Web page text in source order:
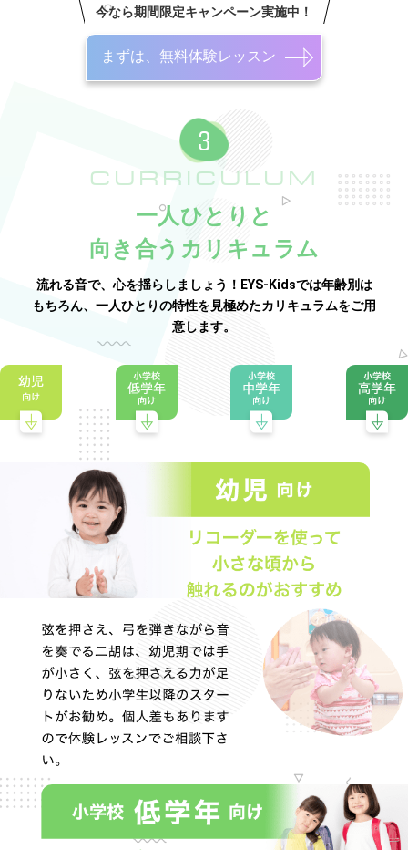
今なら期間限定キャンペーン実施中！
まずは、無料体験レッスン
CURRICULUM
一人ひとりと
向き合うカリキュラム
流れる音で、心を揺らしましょう！EYS-Kidsでは年齢別は
もちろん、一人ひとりの特性を見極めたカリキュラムをご用
意します。